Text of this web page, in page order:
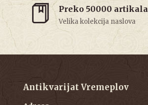
Preko 50000 artikala
Velika kolekcija naslova
Antikvarijat Vremeplov